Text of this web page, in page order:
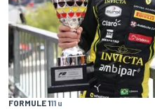
FORMULE 111 u